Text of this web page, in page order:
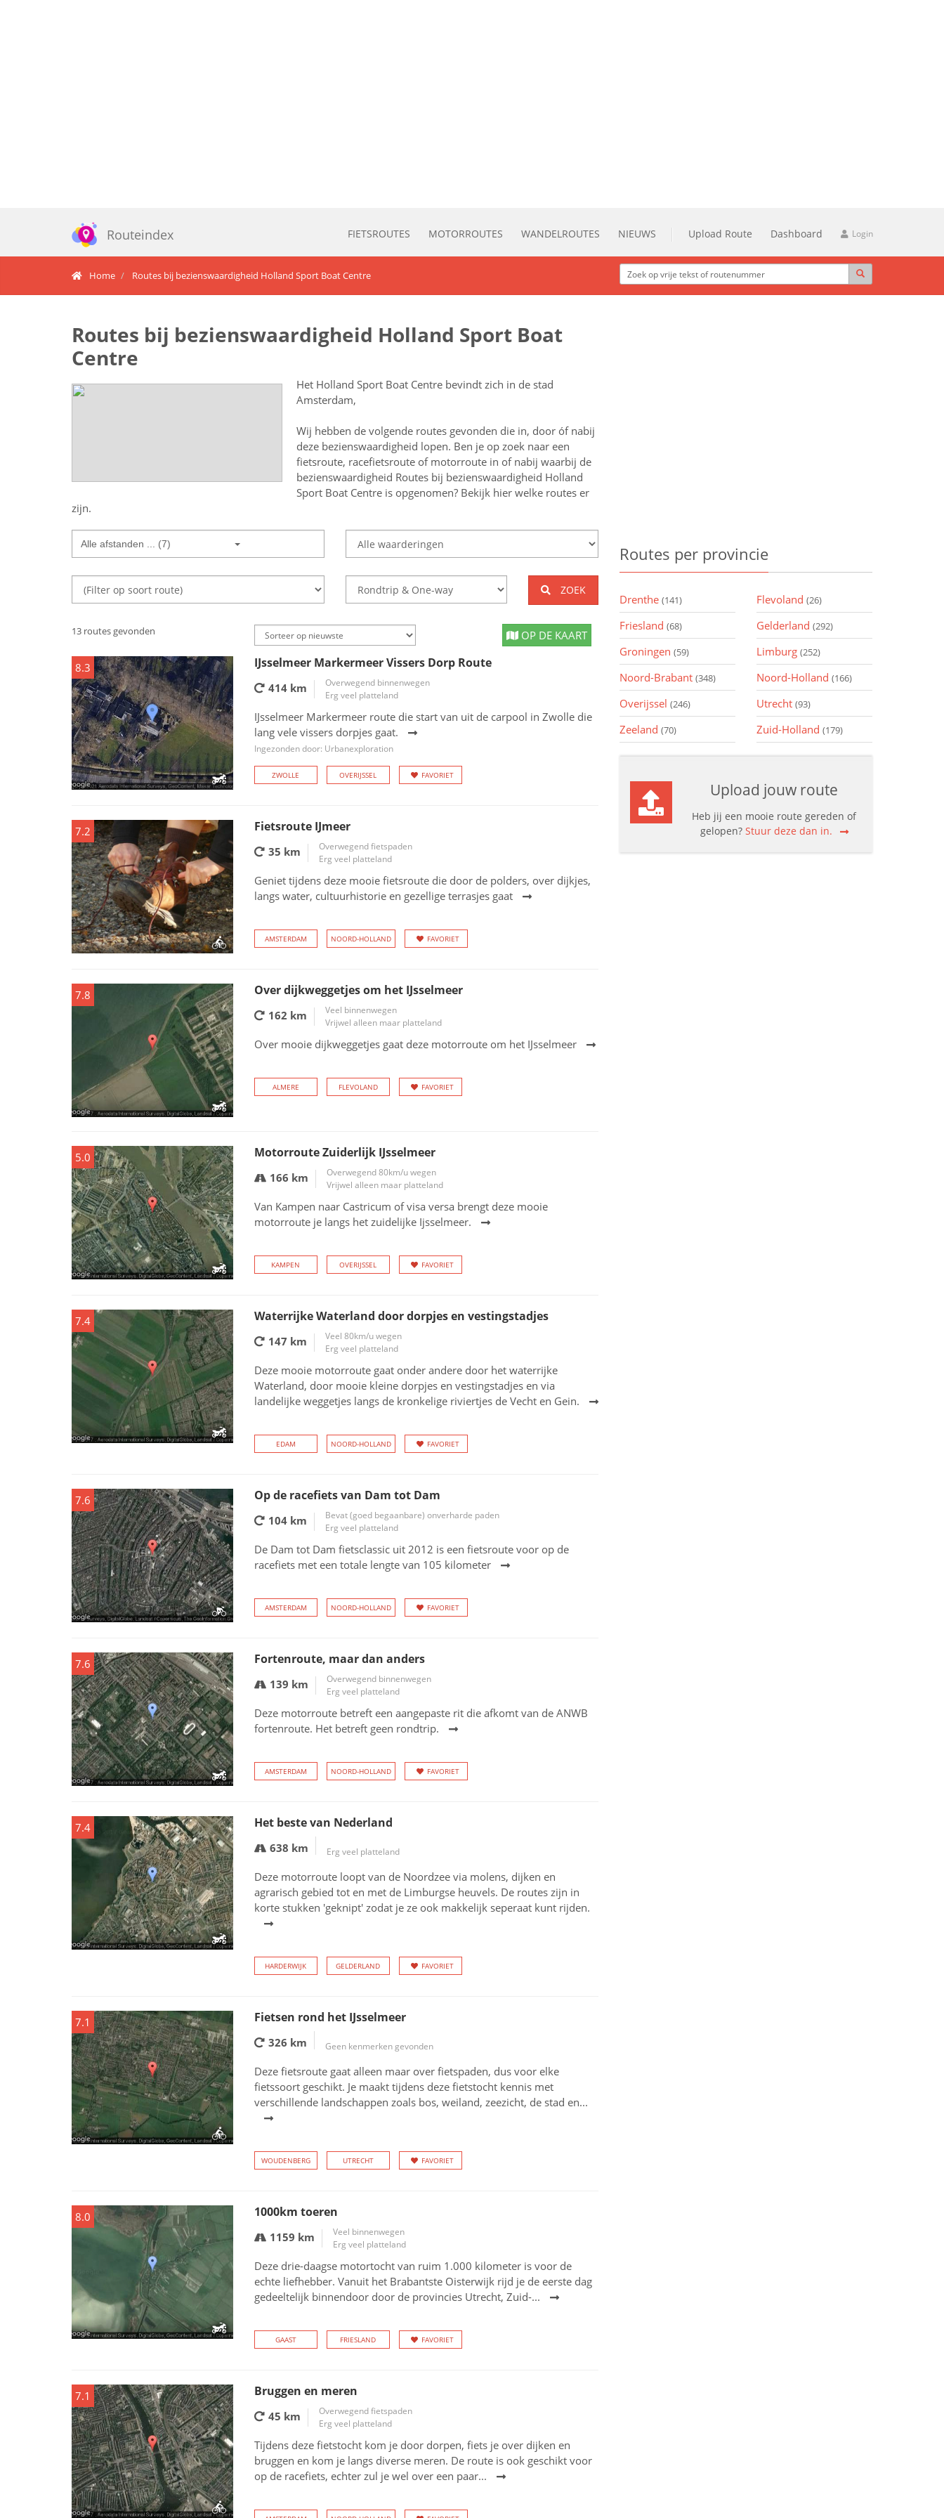
Routeindex FIETSROUTES MOTORROUTES WANDELROUTES NIEUWS Upload Route Dashboard Login
Home Routes bij bezienswaardigheid Holland Sport Boat Centre
Routes bij bezienswaardigheid Holland Sport Boat
Centre
Het Holland Sport Boat Centre bevindt zich in de stad
Amsterdam,
Wij hebben de volgende routes gevonden die in, door óf nabij
deze bezienswaardigheid lopen. Ben je op zoek naar een
fietsroute, racefietsroute of motorroute in of nabij waarbij de
bezienswaardigheid Routes bij bezienswaardigheid Holland
Sport Boat Centre is opgenomen? Bekijk hier welke routes er
zijn.
Alle afstanden ... (7)
ZOEK
13 routes gevonden OP DE KAART
8.3 IJsselmeer Markermeer Vissers Dorp Route
414 km
Overwegend binnenwegen
Erg veel platteland
IJsselmeer Markermeer route die start van uit de carpool in Zwolle die
lang vele vissers dorpjes gaat.
Ingezonden door: Urbanexploration
ZWOLLE OVERIJSSEL FAVORIET
7.2 Fietsroute IJmeer
35 km
Overwegend fietspaden
Erg veel platteland
Geniet tijdens deze mooie fietsroute die door de polders, over dijkjes,
langs water, cultuurhistorie en gezellige terrasjes gaat
AMSTERDAM NOORD-HOLLAND FAVORIET
7.8 Over dijkweggetjes om het IJsselmeer
162 km
Veel binnenwegen
Vrijwel alleen maar platteland
Over mooie dijkweggetjes gaat deze motorroute om het IJsselmeer
ALMERE FLEVOLAND FAVORIET
5.0 Motorroute Zuiderlijk IJsselmeer
166 km
Overwegend 80km/u wegen
Vrijwel alleen maar platteland
Van Kampen naar Castricum of visa versa brengt deze mooie
motorroute je langs het zuidelijke Ijsselmeer.
KAMPEN OVERIJSSEL FAVORIET
7.4 Waterrijke Waterland door dorpjes en vestingstadjes
147 km
Veel 80km/u wegen
Erg veel platteland
Deze mooie motorroute gaat onder andere door het waterrijke
Waterland, door mooie kleine dorpjes en vestingstadjes en via
landelijke weggetjes langs de kronkelige riviertjes de Vecht en Gein.
EDAM NOORD-HOLLAND FAVORIET
7.6 Op de racefiets van Dam tot Dam
104 km
Bevat (goed begaanbare) onverharde paden
Erg veel platteland
De Dam tot Dam fietsclassic uit 2012 is een fietsroute voor op de
racefiets met een totale lengte van 105 kilometer
AMSTERDAM NOORD-HOLLAND FAVORIET
7.6 Fortenroute, maar dan anders
139 km
Overwegend binnenwegen
Erg veel platteland
Deze motorroute betreft een aangepaste rit die afkomt van de ANWB
fortenroute. Het betreft geen rondtrip.
AMSTERDAM NOORD-HOLLAND FAVORIET
7.4 Het beste van Nederland
638 km Erg veel platteland
Deze motorroute loopt van de Noordzee via molens, dijken en
agrarisch gebied tot en met de Limburgse heuvels. De routes zijn in
korte stukken 'geknipt' zodat je ze ook makkelijk seperaat kunt rijden.
HARDERWIJK GELDERLAND FAVORIET
7.1 Fietsen rond het IJsselmeer
326 km Geen kenmerken gevonden
Deze fietsroute gaat alleen maar over fietspaden, dus voor elke
fietssoort geschikt. Je maakt tijdens deze fietstocht kennis met
verschillende landschappen zoals bos, weiland, zeezicht, de stad en...
WOUDENBERG UTRECHT FAVORIET
8.0 1000km toeren
1159 km
Veel binnenwegen
Erg veel platteland
Deze drie-daagse motortocht van ruim 1.000 kilometer is voor de
echte liefhebber. Vanuit het Brabantste Oisterwijk rijd je de eerste dag
gedeeltelijk binnendoor door de provincies Utrecht, Zuid-...
GAAST FRIESLAND FAVORIET
7.1 Bruggen en meren
45 km
Overwegend fietspaden
Erg veel platteland
Tijdens deze fietstocht kom je door dorpen, fiets je over dijken en
bruggen en kom je langs diverse meren. De route is ook geschikt voor
op de racefiets, echter zul je wel over een paar...
Routes per provincie
Drenthe (141) Flevoland (26)
Friesland (68) Gelderland (292)
Groningen (59) Limburg (252)
Noord-Brabant (348) Noord-Holland (166)
Overijssel (246) Utrecht (93)
Zeeland (70) Zuid-Holland (179)
Upload jouw route
Heb jij een mooie route gereden of
gelopen? Stuur deze dan in.